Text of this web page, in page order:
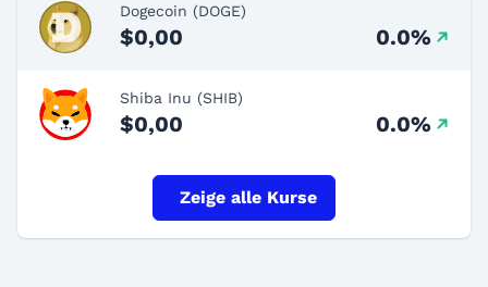
Dogecoin (DOGE)
$0,00 0.0%
Shiba Inu (SHIB)
$0,00 0.0%
Zeige alle Kurse